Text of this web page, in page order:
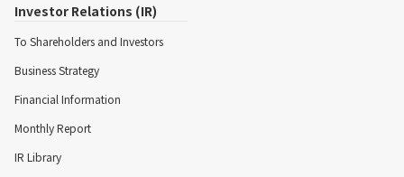
Investor Relations (IR)
To Shareholders and Investors
Business Strategy
Financial Information
Monthly Report
IR Library